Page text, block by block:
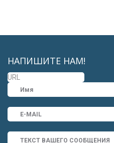
НАПИШИТЕ НАМ!